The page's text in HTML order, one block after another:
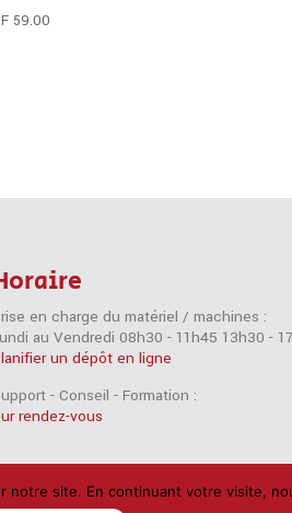
59.00
en charge du matériel / machines :
au Vendredi 08h30 - 11h45 13h30 -
un dépôt en ligne
- Conseil - Formation :
rendez-vous
site. En continuant votre visite,